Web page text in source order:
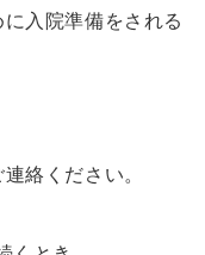
入院準備をされる
絡ください。